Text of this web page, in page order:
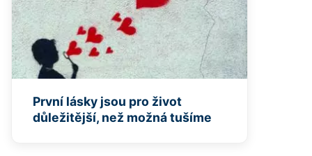
První lásky jsou pro život
důležitější, než možná tušíme